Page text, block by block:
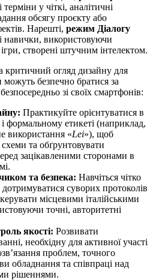
у чіткі, аналітичні
обсягу проєкту або
Нарешті, режим Діалогу
навички, використовуючи
ігри, створені штучним інтелектом.
критичний огляд дизайну для
безпечно братися за
зі своїх смартфонів:
Практикуйте орієнтуватися в
формальному етикеті (наприклад,
використання «Lei»), щоб
та обґрунтовувати
зацікавленими сторонами в
та безпека: Навчіться чітко
дотримуватися суворих протоколів
місцевими італійськими
точні, авторитетні
якості: Розвивати
необхідну для активної участі
проблем, точного
обладнання та співпраці над
рішеннями.